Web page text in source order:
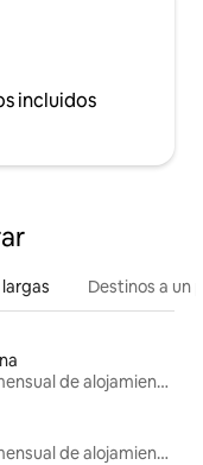
incluidos
Destinos a un
Renta mensual de alojamientos
Renta mensual de alojamientos